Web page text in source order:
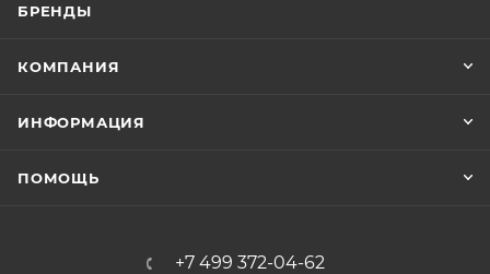
БРЕНДЫ
КОМПАНИЯ
ИНФОРМАЦИЯ
ПОМОЩЬ
+7 499 372-04-62